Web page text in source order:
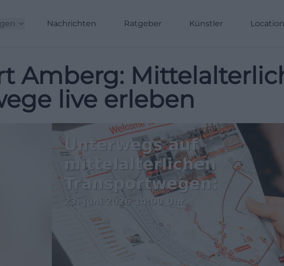
Nachrichten Ratgeber Künstler
Amberg:
live erleben